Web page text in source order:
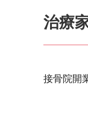
治療
接骨院開